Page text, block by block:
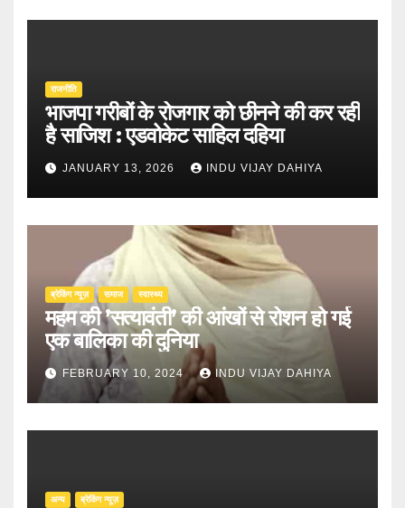
राजनीति
भाजपा गरीबों के रोजगार को छीनने की कर रही
है साजिश : एडवोकेट साहिल दहिया
JANUARY 13, 2026 INDU VIJAY DAHIYA
ब्रेकिंग न्यूज़ समाज स्वास्थ्य
महम की ’सत्यावंती’ की आंखों से रोशन हो गई
एक बालिका की दुनिया
FEBRUARY 10, 2024 INDU VIJAY DAHIYA
अन्य ब्रेकिंग न्यूज़